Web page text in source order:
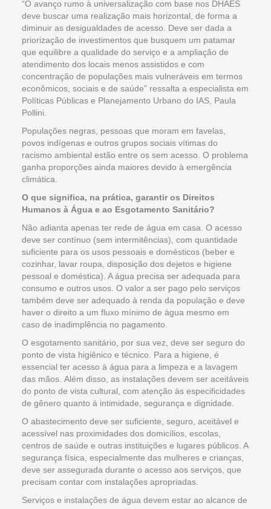
“O avanço rumo à universalização com base nos DHAES
deve buscar uma realização mais horizontal, de forma a
diminuir as desigualdades de acesso. Deve ser dada a
priorização de investimentos que busquem um patamar
que equilibre a qualidade do serviço e a ampliação de
atendimento dos locais menos assistidos e com
concentração de populações mais vulneráveis em termos
econômicos, sociais e de saúde” ressalta a especialista em
Políticas Públicas e Planejamento Urbano do IAS, Paula
Pollini.
Populações negras, pessoas que moram em favelas,
povos indígenas e outros grupos sociais vítimas do
racismo ambiental estão entre os sem acesso. O problema
ganha proporções ainda maiores devido à emergência
climática.
O que significa, na prática, garantir os Direitos
Humanos à Água e ao Esgotamento Sanitário?
Não adianta apenas ter rede de água em casa. O acesso
deve ser contínuo (sem intermitências), com quantidade
suficiente para os usos pessoais e domésticos (beber e
cozinhar, lavar roupa, disposição dos dejetos e higiene
pessoal e doméstica). A água precisa ser adequada para
consumo e outros usos. O valor a ser pago pelo serviços
também deve ser adequado à renda da população e deve
haver o direito a um fluxo mínimo de água mesmo em
caso de inadimplência no pagamento.
O esgotamento sanitário, por sua vez, deve ser seguro do
ponto de vista higiênico e técnico. Para a higiene, é
essencial ter acesso à água para a limpeza e a lavagem
das mãos. Além disso, as instalações devem ser aceitáveis
do ponto de vista cultural, com atenção às especificidades
de gênero quanto à intimidade, segurança e dignidade.
O abastecimento deve ser suficiente, seguro, aceitável e
acessível nas proximidades dos domicílios, escolas,
centros de saúde e outras instituições e lugares públicos. A
segurança física, especialmente das mulheres e crianças,
deve ser assegurada durante o acesso aos serviços, que
precisam contar com instalações apropriadas.
Serviços e instalações de água devem estar ao alcance de